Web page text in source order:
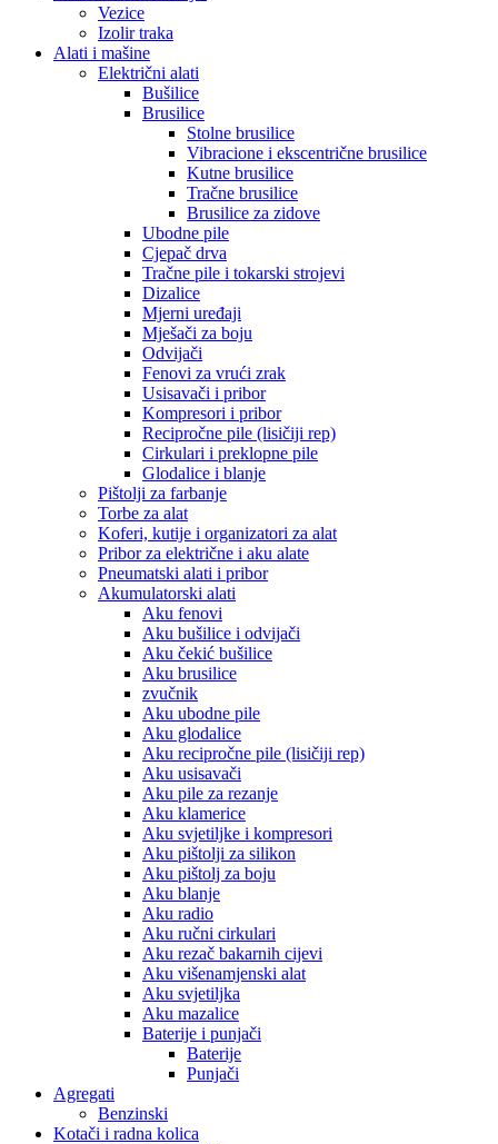
Vezice
Izolir traka
Alati i mašine
Električni alati
Bušilice
Brusilice
Stolne brusilice
Vibracione i ekscentrične brusilice
Kutne brusilice
Tračne brusilice
Brusilice za zidove
Ubodne pile
Cjepač drva
Tračne pile i tokarski strojevi
Dizalice
Mjerni uređaji
Mješači za boju
Odvijači
Fenovi za vrući zrak
Usisavači i pribor
Kompresori i pribor
Recipročne pile (lisičiji rep)
Cirkulari i preklopne pile
Glodalice i blanje
Pištolji za farbanje
Torbe za alat
Koferi, kutije i organizatori za alat
Pribor za električne i aku alate
Pneumatski alati i pribor
Akumulatorski alati
Aku fenovi
Aku bušilice i odvijači
Aku čekić bušilice
Aku brusilice
zvučnik
Aku ubodne pile
Aku glodalice
Aku recipročne pile (lisičiji rep)
Aku usisavači
Aku pile za rezanje
Aku klamerice
Aku svjetiljke i kompresori
Aku pištolji za silikon
Aku pištolj za boju
Aku blanje
Aku radio
Aku ručni cirkulari
Aku rezač bakarnih cijevi
Aku višenamjenski alat
Aku svjetiljka
Aku mazalice
Baterije i punjači
Baterije
Punjači
Agregati
Benzinski
Kotači i radna kolica